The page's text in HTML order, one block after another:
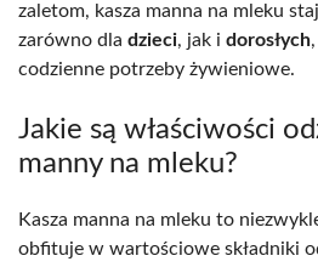
zaletom, kasza manna na mleku
zarówno dla dzieci, jak i dorosłych
codzienne potrzeby żywieniowe.
Jakie są właściwości
manny na mleku?
Kasza manna na mleku to
obfituje w wartościowe składniki